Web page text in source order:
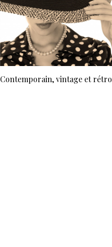
Contemporain, vintage et rétro